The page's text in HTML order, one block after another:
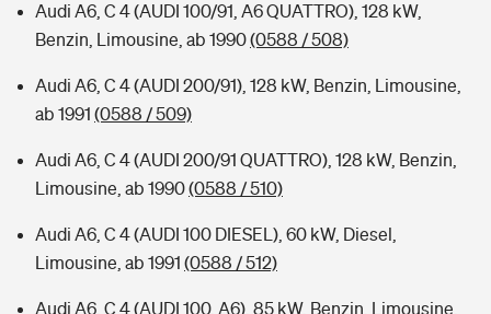
Audi A6, C 4 (AUDI 100/91, A6 QUATTRO), 128 kW,
Benzin, Limousine, ab 1990(0588 / 508)
Audi A6, C 4 (AUDI 200/91), 128 kW, Benzin, Limousine,
ab 1991 (0588 / 509)
Audi A6, C 4 (AUDI 200/91 QUATTRO), 128 kW, Benzin,
Limousine, ab 1990(0588 / 510)
Audi A6, C 4 (AUDI 100 DIESEL), 60 kW, Diesel,
Limousine, ab 1991 (0588 / 512)
Audi A6, C 4 (AUDI 100, A6), 85 kW, Benzin, Limousine,